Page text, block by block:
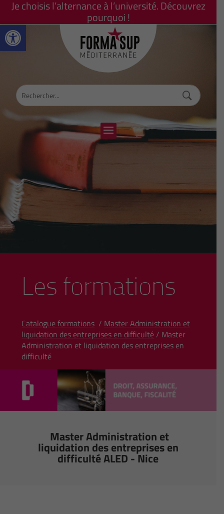
Ouvrir la barre d’outils
Je choisis l’alternance à l’université. Découvrez
pourquoi !
Les formations
Catalogue formations / Master Administration et
liquidation des entreprises en difficulté/ Master
Administration et liquidation des entreprises en
difficulté
Master Administration et
liquidation des entreprises en
difficulté ALED - Nice